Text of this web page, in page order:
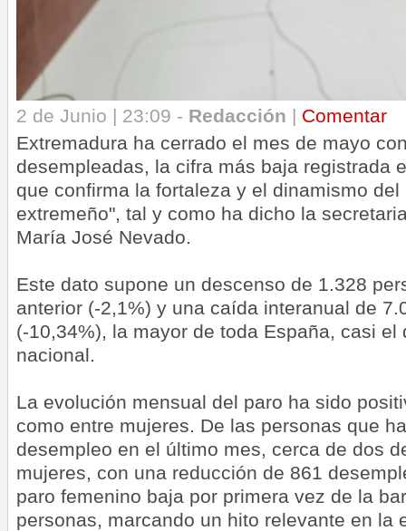
2 de Junio | 23:09 - Redacción | Comentar
Extremadura ha cerrado el mes de mayo
desempleadas, la cifra más baja registrada
que confirma la fortaleza y el dinamismo
extremeño", tal y como ha dicho la
María José Nevado.
Este dato supone un descenso de 1.328
anterior (-2,1%) y una caída interanual de
(-10,34%), la mayor de toda España, casi el
nacional.
La evolución mensual del paro ha sido
como entre mujeres. De las personas que
desempleo en el último mes, cerca de dos
mujeres, con una reducción de 861
paro femenino baja por primera vez de la
personas, marcando un hito relevante en la